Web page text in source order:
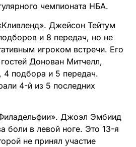
чемпионата НБА.
Джейсон Тейтум
и 8 передач, но не
игроком встречи. Его
Донован Митчелл,
4 подбора и 5 передач.
4-й из 5 последних
Джоэл Эмбиид
боли в левой ноге. Это 13-я
не принял участие